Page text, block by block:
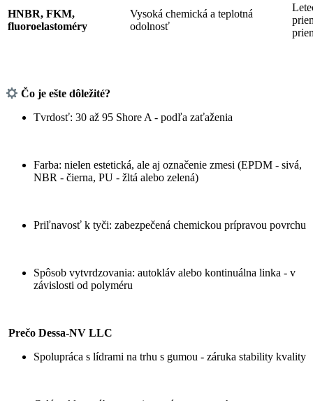
HNBR, FKM,
fluoroelastoméry
Vysoká chemická a teplotná
odolnosť
Čo je ešte dôležité?
Tvrdosť: 30 až 95 Shore A - podľa zaťaženia
Farba: nielen estetická, ale aj označenie zmesi (EPDM - sivá,
NBR - čierna, PU - žltá alebo zelená)
Priľnavosť k tyči: zabezpečená chemickou prípravou povrchu
Spôsob vytvrdzovania: autokláv alebo kontinuálna linka - v
závislosti od polyméru
Prečo Dessa-NV LLC
Spolupráca s lídrami na trhu s gumou - záruka stability kvality